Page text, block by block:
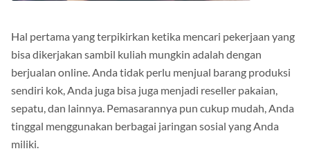
Hal pertama yang terpikirkan ketika mencari pekerjaan yang
bisa dikerjakan sambil kuliah mungkin adalah dengan
berjualan online.Anda tidak perlu menjual barang produksi
sendiri kok, Anda juga bisa juga menjadi reseller pakaian,
sepatu, dan lainnya. Pemasarannya pun cukup mudah, Anda
tinggal menggunakan berbagai jaringan sosial yang Anda
miliki.